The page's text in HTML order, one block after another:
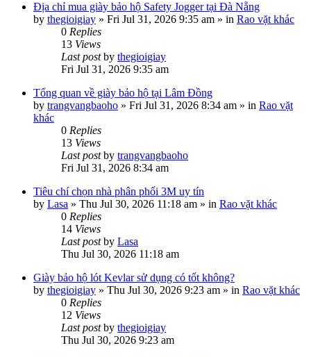
Địa chỉ mua giày bảo hộ Safety Jogger tại Đà Nẵng
by thegioigiay » Fri Jul 31, 2026 9:35 am » in Rao vặt khác
0 Replies
13 Views
Last postby thegioigiay
Fri Jul 31, 2026 9:35 am
Tổng quan về giày bảo hộ tại Lâm Đồng
by trangvangbaoho » Fri Jul 31, 2026 8:34 am » in Rao vặt
khác
0 Replies
13 Views
Last postby trangvangbaoho
Fri Jul 31, 2026 8:34 am
Tiêu chí chọn nhà phân phối 3M uy tín
by Lasa » Thu Jul 30, 2026 11:18 am » in Rao vặt khác
0 Replies
14 Views
Last postby Lasa
Thu Jul 30, 2026 11:18 am
Giày bảo hộ lót Kevlar sử dụng có tốt không?
by thegioigiay » Thu Jul 30, 2026 9:23 am » in Rao vặt khác
0 Replies
12 Views
Last postby thegioigiay
Thu Jul 30, 2026 9:23 am